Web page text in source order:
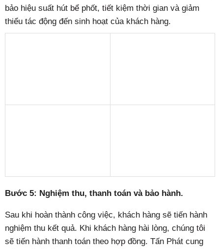
bảo hiệu suất hút bể phốt, tiết kiệm thời gian và giảm
thiểu tác động đến sinh hoạt của khách hàng.
Bước 5: Nghiệm thu, thanh toán và bảo hành.
Sau khi hoàn thành công việc, khách hàng sẽ tiến hành
nghiệm thu kết quả. Khi khách hàng hài lòng, chúng tôi
sẽ tiến hành thanh toán theo hợp đồng. Tấn Phát cung